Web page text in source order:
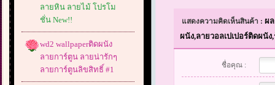
ลายหิน ลายไม้ โปรโม
ชั่น New!!
wd2 wallpaperติดผนัง
ลายการ์ตูน ลายน่ารักๆ
ลายการ์ตูนลิขสิทธิ์ #1
แสดงความคิดเห็นสินค้า : ผล
ผนัง,ลายวอลเปเปอร์ติดผนั
ชื่อคุณ :